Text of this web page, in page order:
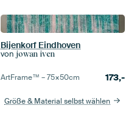
Bijenkorf Eindhoven
von jowan iven
ArtFrame™ –75×50cm 173,-
Größe & Material selbst wählen